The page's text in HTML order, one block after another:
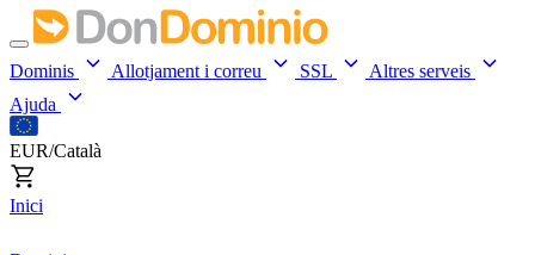
Dominis Allotjament i correu SSL
Altres serveis
Ajuda
EUR/Català
Inici